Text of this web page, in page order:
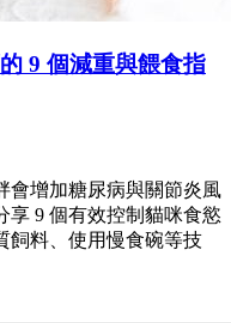
9 個減重與餵食指
會增加糖尿病與關節炎風
享 9 個有效控制貓咪食慾
飼料、使用慢食碗等技